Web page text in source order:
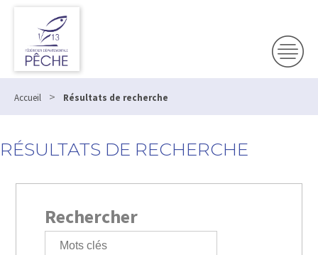
Accueil > Résultats de recherche
RÉSULTATS DE RECHERCHE
Rechercher